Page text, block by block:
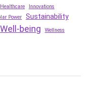
Healthcare
Innovations
Power Sustainability
Well-being Wellness